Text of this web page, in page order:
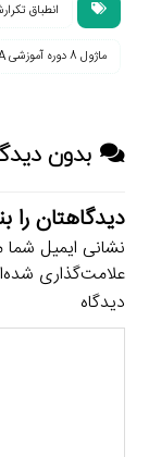
انطباق
ماژول 8 دوره آموزشی PDIA
بدون
دیدگاهتان را
نشانی ایمیل
علامت‌گذاری
دیدگاه